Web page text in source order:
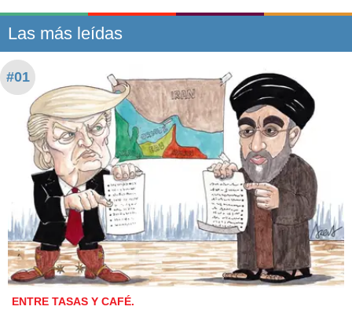
Las más leídas
#01
ENTRE TASAS Y CAFÉ.